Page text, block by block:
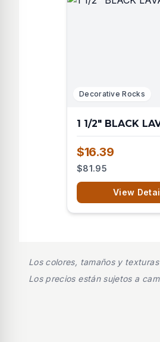
Decorative Rocks
1 1/2" BLACK
$16.39
$81.95
View
Los colores, tamaños y
Los precios están sujetos a